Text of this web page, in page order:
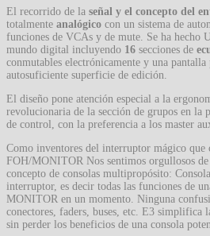
El recorrido de la señal y el concepto del
totalmente analógico con un sistema de
funciones de VCAs y de mute. Se ha hecho
mundo digital incluyendo 16 secciones de
conmutables electrónicamente y una
autosuficiente superficie de edición.
El diseño pone atención especial a la
revolucionaria de la sección de grupos en la
de control, con la preferencia a los master
Como inventores del interruptor mágico que
FOH/MONITOR Nos sentimos orgullosos de
concepto de consolas multipropósito:
interruptor, es decir todas las funciones de
MONITOR en un momento. Ninguna
conectores, faders, buses, etc. E3 simplifica
sin perder los beneficios de una consola